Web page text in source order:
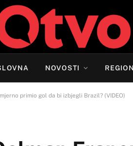
NOVOSTI REGION
primio gol da bi izbjegli Brazil? (VIDEO)